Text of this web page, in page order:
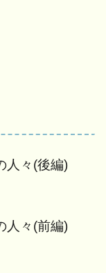
人々(後編)
人々(前編)